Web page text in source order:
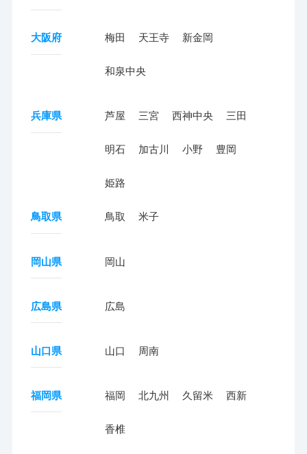
大阪府 梅田 天王寺 新金岡
和泉中央
兵庫県 芦屋 三宮 西神中央 三田
明石 加古川 小野 豊岡
姫路
鳥取県 鳥取 米子
岡山県 岡山
広島県 広島
山口県 山口 周南
福岡県 福岡 北九州 久留米 西新
香椎